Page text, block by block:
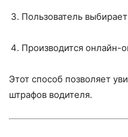
Пользователь
Производится онлайн-
Этот способ позволяет
штрафов водителя.